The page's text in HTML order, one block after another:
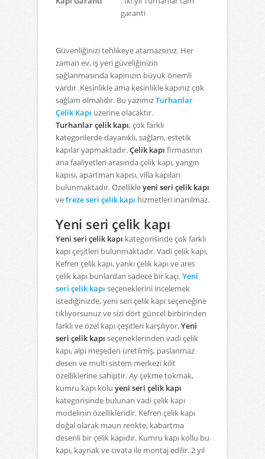
garanti
Güvenliğinizi tehlikeye atamazsınız. Her
zaman ev, iş yeri güveliğinizin
sağlanmasında kapınızın büyük önemli
vardır. Kesinlikle ama kesinlikle kapınız çok
sağlam olmalıdır. Bu yazımızTurhanlar
Çelik Kapı üzerine olacaktır.
Turhanlar çelik kapı, çok farklı
kategorilerde dayanıklı, sağlam, estetik
kapılar yapmaktadır.Çelik kapı firmasının
ana faaliyetleri arasında çelik kapı, yangın
kapısı, apartman kapısı, villa kapıları
bulunmaktadır. Özellikleyeni seri çelik kapı
vefreze seri çelik kapı hizmetleri inanılmaz.
Yeni seri çelik kapı
Yeni seri çelik kapı kategorisinde çok farklı
kapı çeşitleri bulunmaktadır. Vadi çelik kapı,
Kefren çelik kapı, yankı çelik kapı ve ares
çelik kapı bunlardan sadece bir kaçı.Yeni
seri çelik kapı seçeneklerini incelemek
istediğinizde, yeni seri çelik kapı seçeneğine
tıklıyorsunuz ve sizi dört güncel birbirinden
farklı ve özel kapı çeşitleri karşılıyor.Yeni
seri çelik kapı seçeneklerinden vadi çelik
kapı, alpi meşeden üretilmiş, paslanmaz
desen ve multi sistem merkezi kilit
özelliklerine sahiptir. Ay çekme tokmak,
kumru kapı kolu yeni seri çelik kapı
kategorisinde bulunan vadi çelik kapı
modelinin özellikleridir. Kefren çelik kapı
doğal olarak maun renkte, kabartma
desenli bir çelik kapıdır. Kumru kapı kollu bu
kapı, kaynak ve cıvata ile montaj edilir. 2 yıl